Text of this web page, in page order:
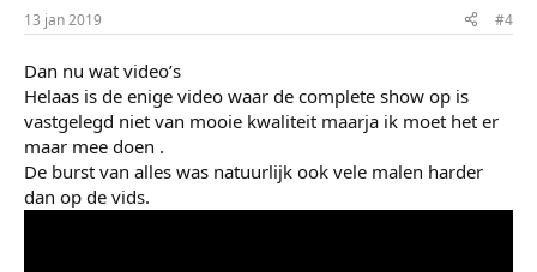
13 jan 2019 #4
Dan nu wat video’s
Helaas is de enige video waar de complete show op is
vastgelegd niet van mooie kwaliteit maarja ik moet het er
maar mee doen .
De burst van alles was natuurlijk ook vele malen harder
dan op de vids.